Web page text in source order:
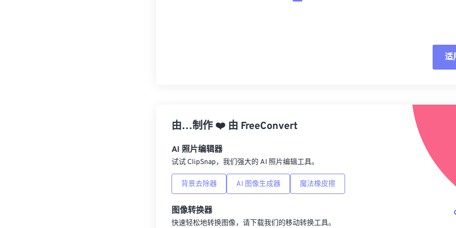
适
由…制作 ❤️ 由 FreeConvert
AI 照片编辑器
试试 ClipSnap，我们强大的 AI 照片编辑工具。
背景去除器 AI 图像生成器 魔法橡皮擦
图像转换器
快速轻松地转换图像，请下载我们的移动转换工具。